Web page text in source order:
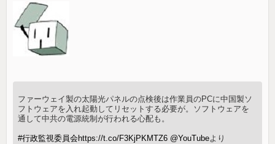
ファーウェイ製の太陽光パネルの点検後は作業員のPCに中国製ソ
フトウェアを入れ起動してリセットする必要が。ソフトウェアを
通して中共の電源統制が行われる心配も。
#行政監視委員会 https://t.co/F3KjPKMTZ6 @YouTubeより